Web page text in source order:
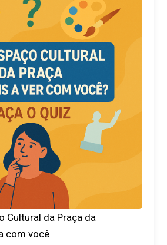
Cultural da Praça da
com você